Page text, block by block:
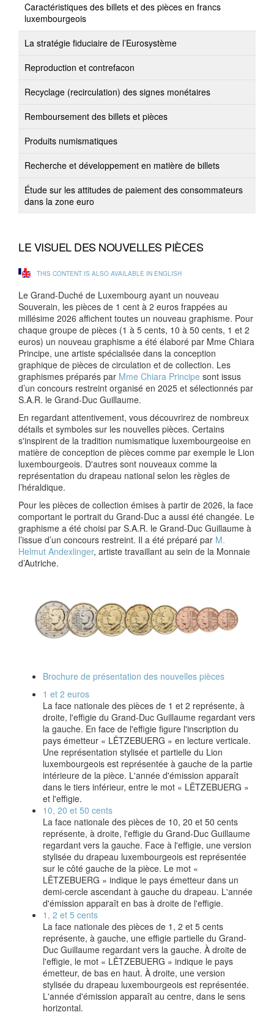
Caractéristiques des billets et des pièces en francs
luxembourgeois
La stratégie fiduciaire de l’Eurosystème
Reproduction et contrefacon
Recyclage (recirculation) des signes monétaires
Remboursement des billets et pièces
Produits numismatiques
Recherche et développement en matière de billets
Étude sur les attitudes de paiement des consommateurs
dans la zone euro
LE VISUEL DES NOUVELLES PIÈCES
THIS CONTENT IS ALSO AVAILABLE IN ENGLISH
Le Grand-Duché de Luxembourg ayant un nouveau
Souverain, les pièces de 1 cent à 2 euros frappées au
millésime 2026 affichent toutes un nouveau graphisme. Pour
chaque groupe de pièces (1 à 5 cents, 10 à 50 cents, 1 et 2
euros) un nouveau graphisme a été élaboré par Mme Chiara
Principe, une artiste spécialisée dans la conception
graphique de pièces de circulation et de collection. Les
graphismes préparés par Mme Chiara Principe sont issus
d’un concours restreint organisé en 2025 et sélectionnés par
S.A.R. le Grand-Duc Guillaume.
En regardant attentivement, vous découvrirez de nombreux
détails et symboles sur les nouvelles pièces. Certains
s'inspirent de la tradition numismatique luxembourgeoise en
matière de conception de pièces comme par exemple le Lion
luxembourgeois. D'autres sont nouveaux comme la
représentation du drapeau national selon les règles de
l’héraldique.
Pour les pièces de collection émises à partir de 2026, la face
comportant le portrait du Grand-Duc a aussi été changée. Le
graphisme a été choisi par S.A.R. le Grand-Duc Guillaume à
l’issue d’un concours restreint. Il a été préparé par M.
Helmut Andexlinger, artiste travaillant au sein de la Monnaie
d’Autriche.
Brochure de présentation des nouvelles pièces
1 et 2 euros
La face nationale des pièces de 1 et 2 représente, à
droite, l'effigie du Grand-Duc Guillaume regardant vers
la gauche. En face de l'effigie figure l'inscription du
pays émetteur « LËTZEBUERG » en lecture verticale.
Une représentation stylisée et partielle du Lion
luxembourgeois est représentée à gauche de la partie
intérieure de la pièce. L'année d'émission apparaît
dans le tiers inférieur, entre le mot « LËTZEBUERG »
et l'effigie.
10, 20 et 50 cents
La face nationale des pièces de 10, 20 et 50 cents
représente, à droite, l'effigie du Grand-Duc Guillaume
regardant vers la gauche. Face à l'effigie, une version
stylisée du drapeau luxembourgeois est représentée
sur le côté gauche de la pièce. Le mot «
LËTZEBUERG » indique le pays émetteur dans un
demi-cercle ascendant à gauche du drapeau. L'année
d'émission apparaît en bas à droite de l'effigie.
1, 2 et 5 cents
La face nationale des pièces de 1, 2 et 5 cents
représente, à gauche, une effigie partielle du Grand-
Duc Guillaume regardant vers la gauche. À droite de
l'effigie, le mot « LËTZEBUERG » indique le pays
émetteur, de bas en haut. À droite, une version
stylisée du drapeau luxembourgeois est représentée.
L'année d'émission apparaît au centre, dans le sens
horizontal.